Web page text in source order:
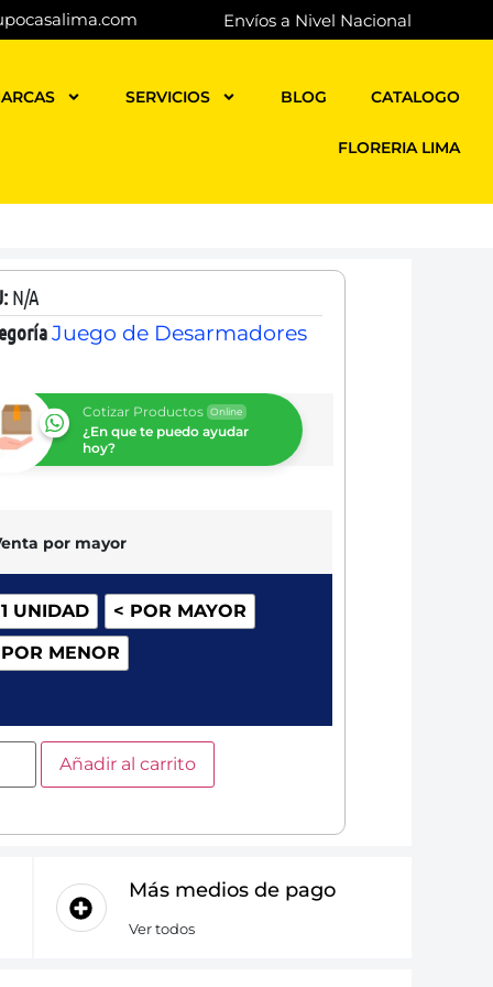
Envíos a Nivel Nacional
SERVICIOS BLOG CATALOGO
FLORERIA LIMA
N/A
Juego de Desarmadores
Cotizar Productos Online
¿En que te puedo ayudar
hoy?
por mayor
UNIDAD
< POR MAYOR
MENOR
Añadir al carrito
Más medios de pago
Ver todos